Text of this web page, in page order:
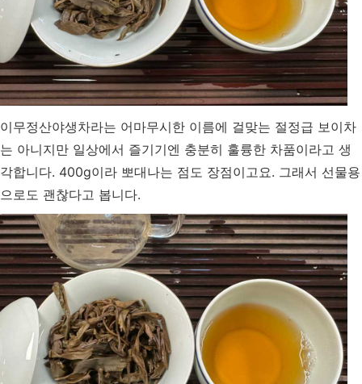
이무정산야생차라는 어마무시한 이름에 걸맞는 절정급 보이차
는 아니지만 일상에서 즐기기엔 충분히 훌륭한 차품이라고 생
각합니다. 400g이라 뽀대나는 점도 장점이고요. 그래서 선물용
으로도 괜찮다고 봅니다.